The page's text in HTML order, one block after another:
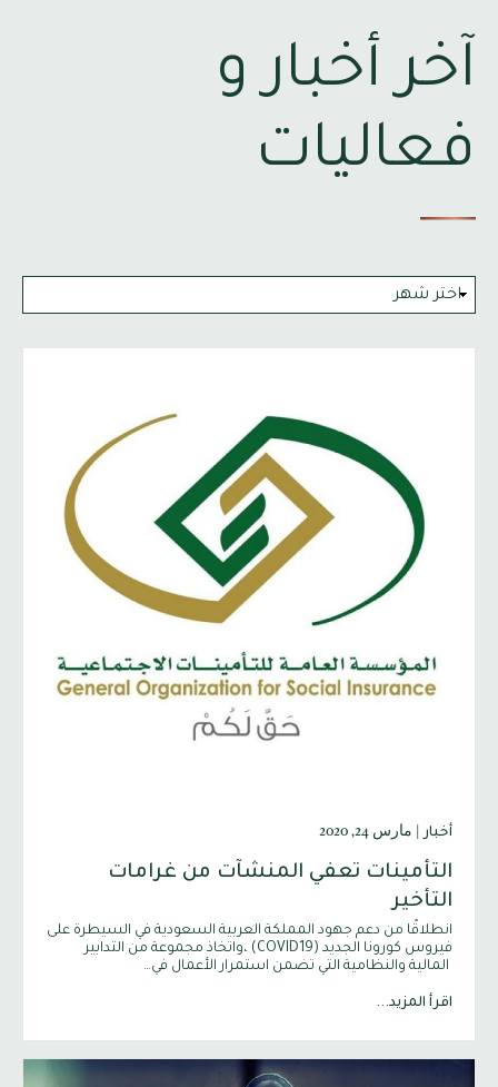
آخر أخبار و
فعاليات
أخبار مارس 24, 2020
التأمينات تعفي المنشآت من غرامات
التأخير
انطلاقًا من دعم جهود المملكة العربية السعودية في السيطرة على
فيروس كورونا الجديد (COVID19) ،واتخاذ مجموعة من التدابير
المالية والنظامية التي تضمن استمرار الأعمال في…
اقرأ المزيد...